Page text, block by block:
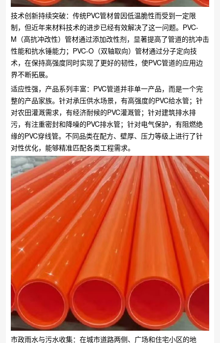
技术创新持续突破：传统PVC管材曾因低温脆性而受到一定限
制，但近年来材料技术的进步已经有效解决了这一问题。PVC-
M（高抗冲改性）管材通过添加改性剂，显著提高了管道的抗冲击
性能和抗水锤能力；PVC-O（双轴取向）管材通过分子定向技
术，在保持高强度同时实现了更好的韧性，使PVC管道的应用边
界不断拓展。
适应性强，产品系列丰富：PVC管道并非单一产品，而是一个完
整的产品家族。针对承压供水场景，有高强度的PVC给水管；针
对农田灌溉需求，有经济耐候的PVC灌溉管；针对建筑排水排
污，有注重密封和降噪的PVC排水管；针对电气保护，有阻燃绝
缘的PVC穿线管。不同品类在配方、壁厚、压力等级上进行了针
对性优化，能够精准匹配各类工程需求。
市政雨水与污水收集：在城市道路两侧、广场和住宅小区的地